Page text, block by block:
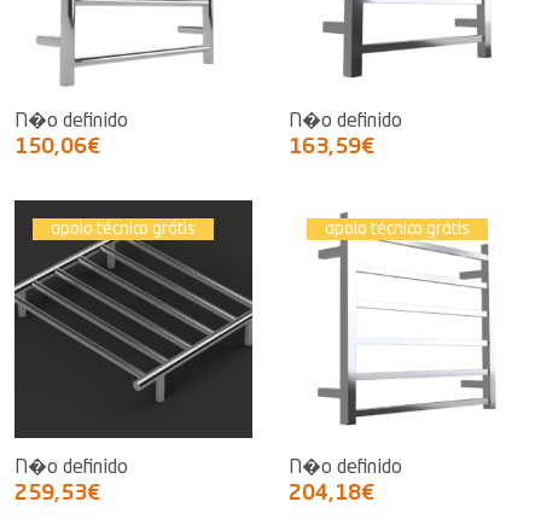
N�o definido
150,06€
N�o definido
163,59€
apoio técnico grátis
N�o definido
259,53€
apoio técnico grátis
N�o definido
204,18€